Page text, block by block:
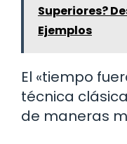
Superiores?
Ejemplos
El «tiempo
técnica
de maneras